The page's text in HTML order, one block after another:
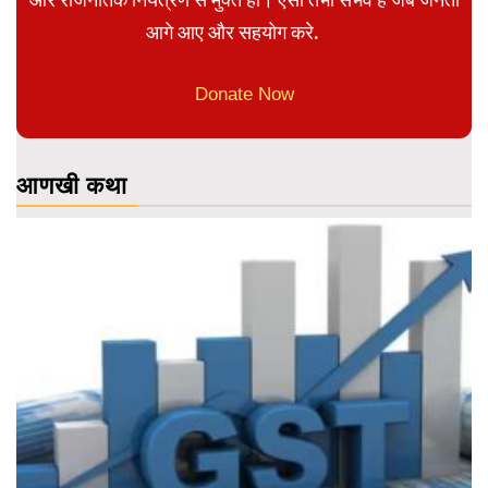
आगे आए और सहयोग करे.
Donate Now
आणखी कथा